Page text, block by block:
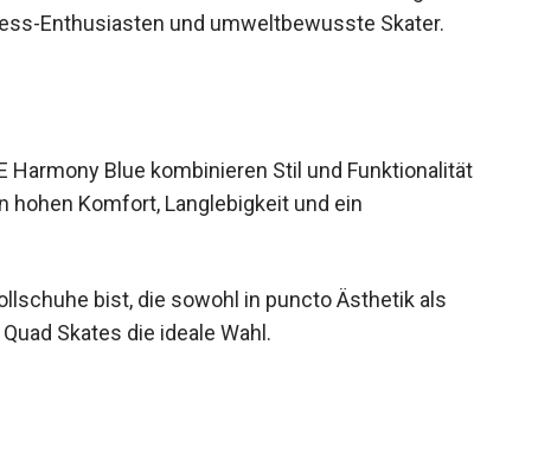
für Fitness-Enthusiasten und
Harmony Blue kombinieren Stil und
Sie bieten hohen Komfort, Langlebigkeit und
bist, die sowohl in puncto Ästhetik als